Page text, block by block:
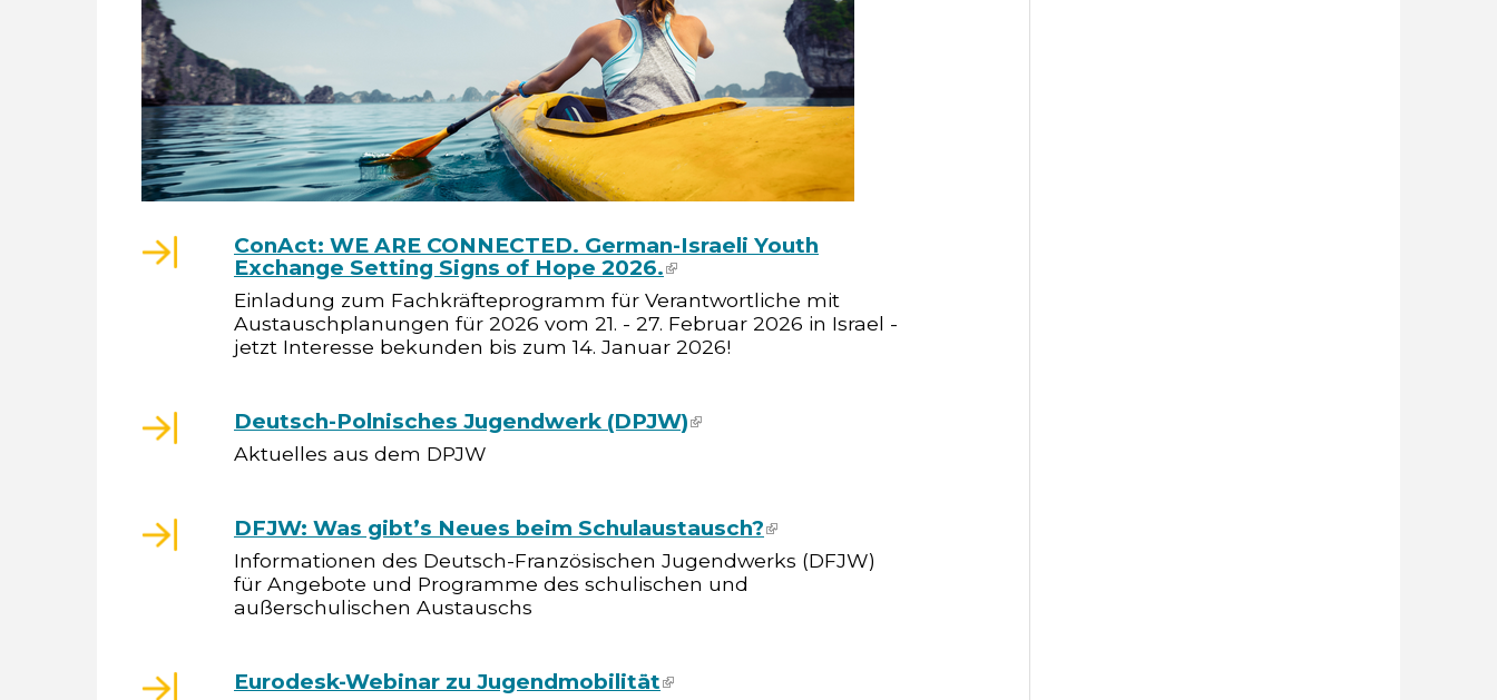
ConAct: WE ARE CONNECTED. German-Israeli Youth
Exchange Setting Signs of Hope 2026.(link is external)
Einladung zum Fachkräfteprogramm für Verantwortliche mit
Austauschplanungen für 2026 vom 21. - 27. Februar 2026 in Israel -
jetzt Interesse bekunden bis zum 14. Januar 2026!
Deutsch-Polnisches Jugendwerk (DPJW)(link is external)
Aktuelles aus dem DPJW
DFJW: Was gibt’s Neues beim Schulaustausch?(link is external)
Informationen des Deutsch-Französischen Jugendwerks (DFJW)
für Angebote und Programme des schulischen und
außerschulischen Austauschs
Eurodesk-Webinar zu Jugendmobilität(link is external)